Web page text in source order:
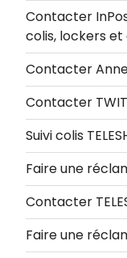
Contacter
colis, lockers et
Contacter Anne
Contacter
Suivi colis
Faire une
Contacter
Faire une